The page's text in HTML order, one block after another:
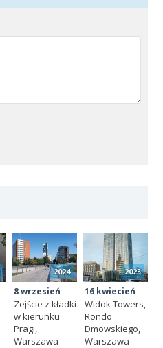
2024
8 wrzesień
Zejście z kładki
w kierunku
Pragi,
Warszawa
2023
16 kwiecień
Widok Towers,
Rondo
Dmowskiego,
Warszawa